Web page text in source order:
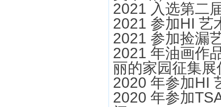
2021 入选第二
2021 参加HI 艺
2021 参加捡漏
2021 年油画作
丽的家园征集
2020 年参加HI
2020 年参加